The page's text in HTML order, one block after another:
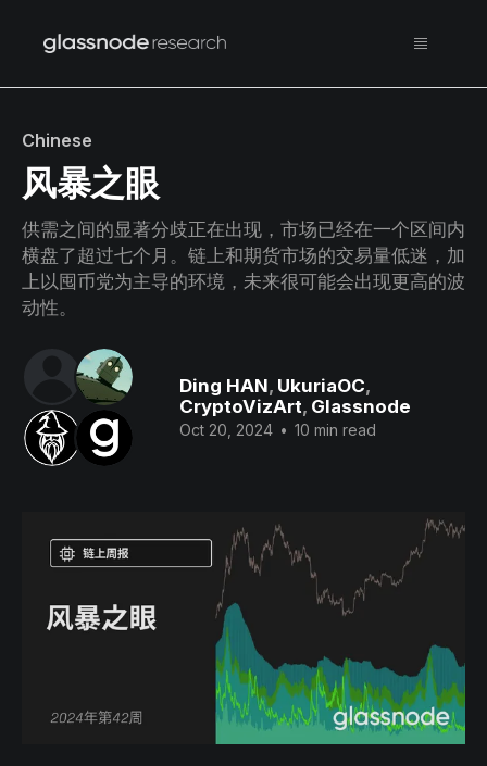
Chinese
风暴之眼
供需之间的显著分歧正在出现，市场已经在一个区间内
横盘了超过七个月。链上和期货市场的交易量低迷，加
上以囤币党为主导的环境，未来很可能会出现更高的波
动性。
Ding HAN, UkuriaOC,
CryptoVizArt, Glassnode
Oct 20, 2024 • 10 min read